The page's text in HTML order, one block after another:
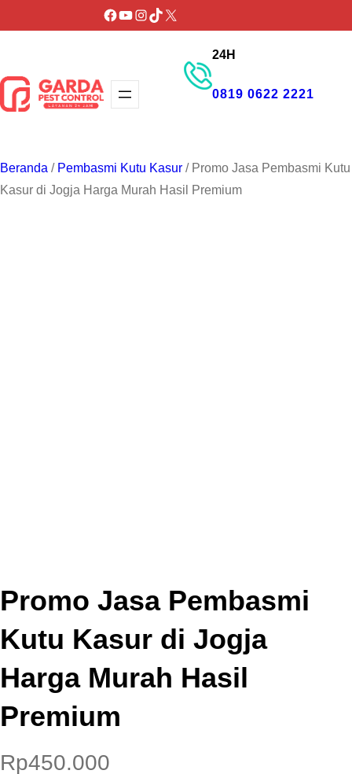
ke
Facebook
YouTube
Instagram
TikTok
X
24H
0819 0622 2221
Beranda / Pembasmi Kutu Kasur / Promo Jasa Pembasmi Kutu
Kasur di Jogja Harga Murah Hasil Premium
Promo Jasa Pembasmi
Kutu Kasur di Jogja
Harga Murah Hasil
Premium
Rp450.000